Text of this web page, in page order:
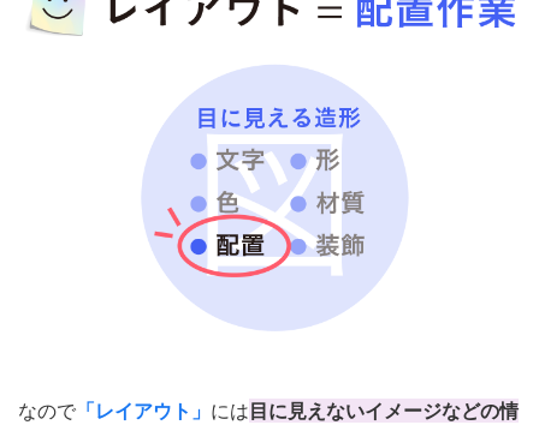
なので 「レイアウト」 には目に見えないイメージなどの情